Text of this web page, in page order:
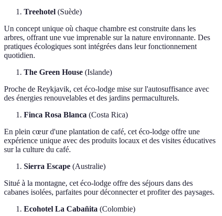
Treehotel (Suède)
Un concept unique où chaque chambre est construite dans les
arbres, offrant une vue imprenable sur la nature environnante. Des
pratiques écologiques sont intégrées dans leur fonctionnement
quotidien.
The Green House (Islande)
Proche de Reykjavik, cet éco-lodge mise sur l'autosuffisance avec
des énergies renouvelables et des jardins permaculturels.
Finca Rosa Blanca (Costa Rica)
En plein cœur d'une plantation de café, cet éco-lodge offre une
expérience unique avec des produits locaux et des visites éducatives
sur la culture du café.
Sierra Escape (Australie)
Situé à la montagne, cet éco-lodge offre des séjours dans des
cabanes isolées, parfaites pour déconnecter et profiter des paysages.
Ecohotel La Cabañita (Colombie)